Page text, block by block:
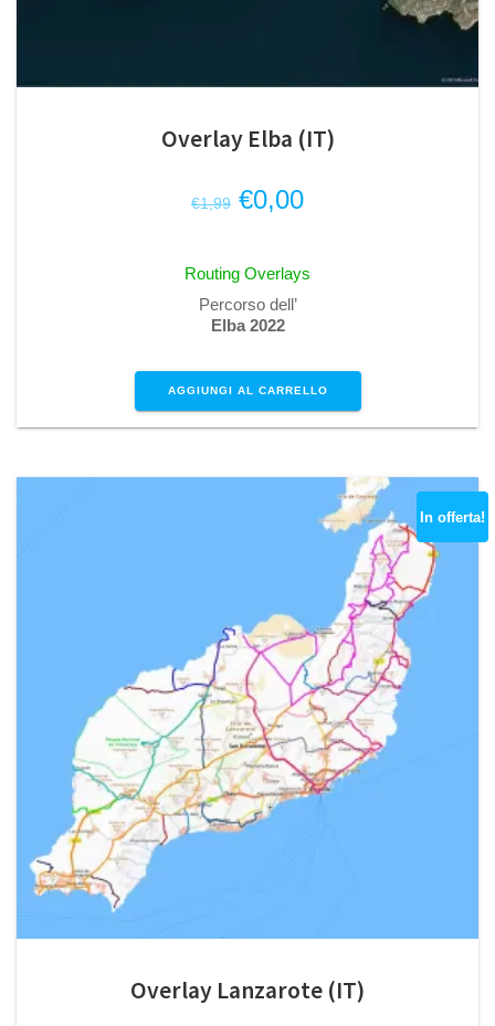
Overlay Elba (IT)
€1,99 Il
originale
era:
€1,99.
€0,00Il
Routing Overlays
Percorso dell’
Elba 2022
AGGIUNGI AL CARRELLO
In offerta!
Overlay Lanzarote (IT)